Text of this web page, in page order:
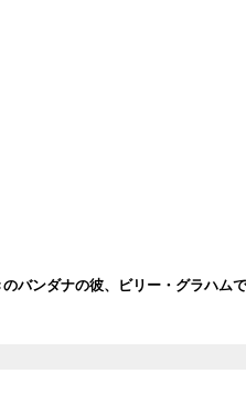
のバンダナの彼、ビリー・グラハ